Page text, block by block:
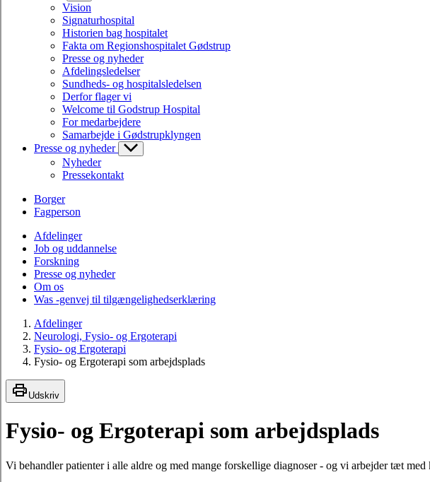
Vision
Signaturhospital
Historien bag hospitalet
Fakta om Regionshospitalet Gødstrup
Presse og nyheder
Afdelingsledelser
Sundheds- og hospitalsledelsen
Derfor flager vi
Welcome til Godstrup Hospital
For medarbejdere
Samarbejde i Gødstrupklyngen
Presse og nyheder
Nyheder
Pressekontakt
Borger
Fagperson
Afdelinger
Job og uddannelse
Forskning
Presse og nyheder
Om os
Was -genvej til tilgængelighedserklæring
Afdelinger
Neurologi, Fysio- og Ergoterapi
Fysio- og Ergoterapi
Fysio- og Ergoterapi som arbejdsplads
Udskriv
Fysio- og Ergoterapi som arbejdsplads
Vi behandler patienter i alle aldre og med mange forskellige diagnoser - og vi arbejder tæt